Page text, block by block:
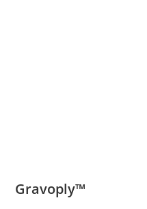
Gravoply™